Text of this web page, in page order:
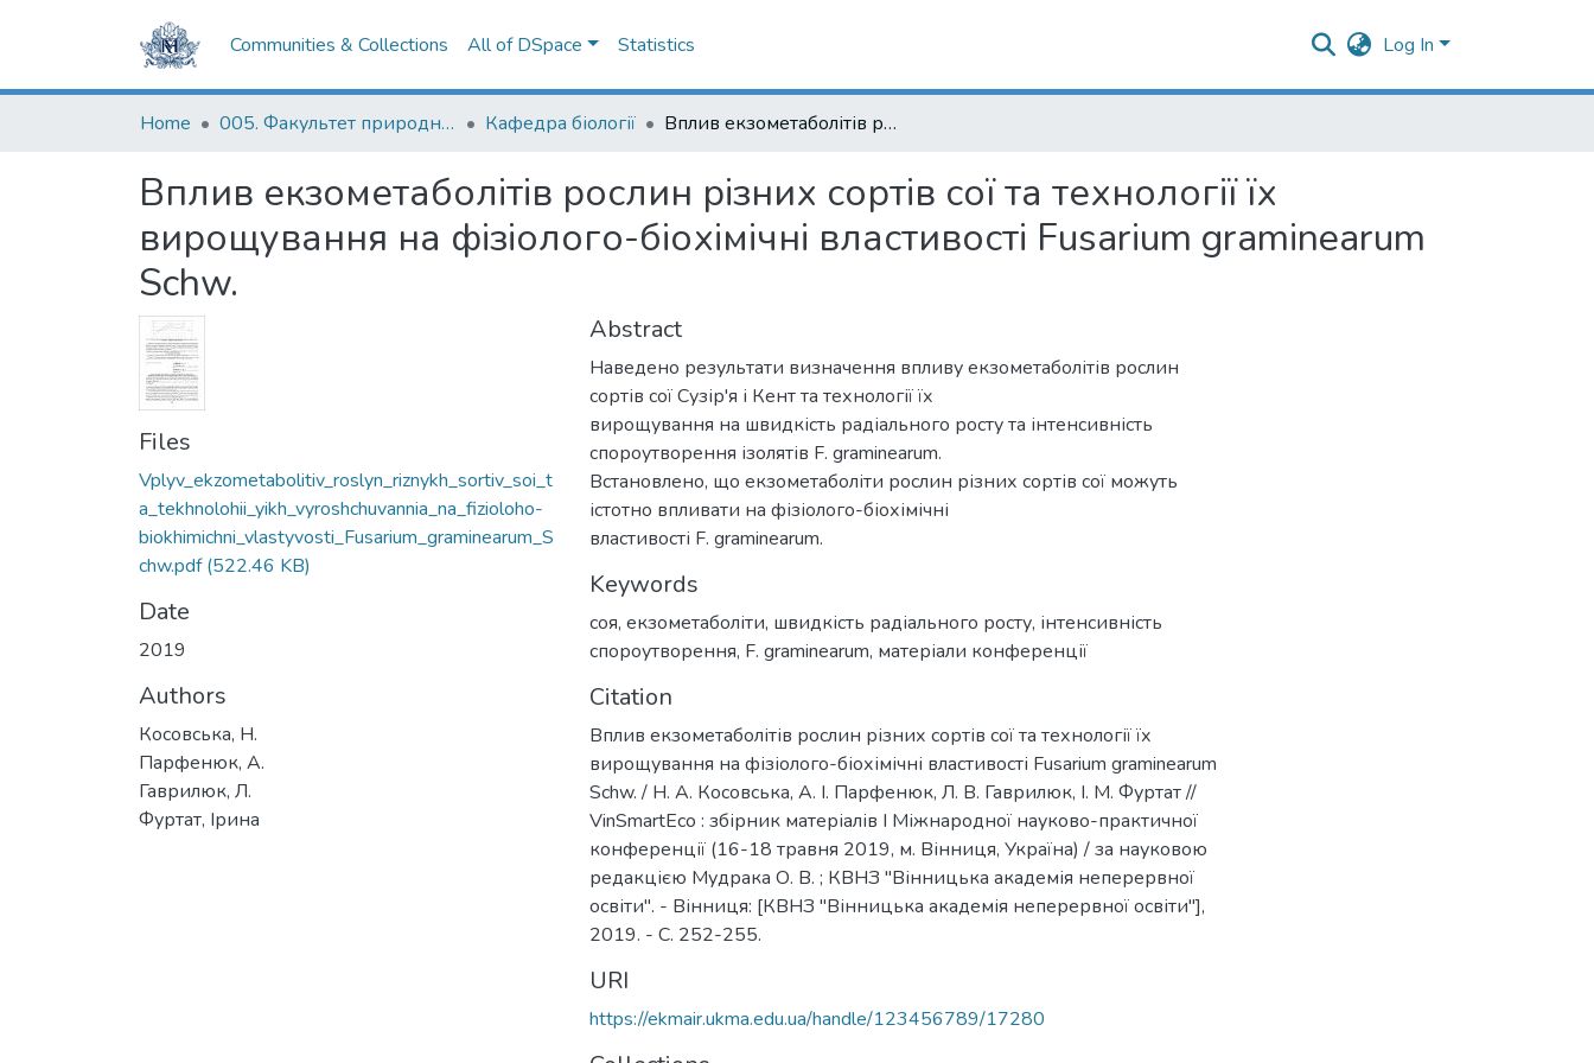
Communities & Collections All of DSpace Statistics Log In
Home 005. Факультет природничих наук Кафедра біології Вплив екзометаболітів рослин різних сортів сої та технології їх вирощування на фізіолого-біохімічні властивості Fusarium graminearum Schw.
Вплив екзометаболітів рослин різних сортів сої та технології їх
вирощування на фізіолого-біохімічні властивості Fusarium graminearum
Schw.
Files
Vplyv_ekzometabolitiv_roslyn_riznykh_sortiv_soi_t
a_tekhnolohii_yikh_vyroshchuvannia_na_fizioloho-
biokhimichni_vlastyvosti_Fusarium_graminearum_S
chw.pdf(522.46 KB)
Date
2019
Authors
Косовська, Н.
Парфенюк, А.
Гаврилюк, Л.
Фуртат, Ірина
Abstract
Наведено результати визначення впливу екзометаболітів рослин
сортів сої Сузір'я і Кент та технології їх
вирощування на швидкість радіального росту та інтенсивність
спороутворення ізолятів F. graminearum.
Встановлено, що екзометаболіти рослин різних сортів сої можуть
істотно впливати на фізіолого-біохімічні
властивості F. graminearum.
Keywords
соя, екзометаболіти, швидкість радіального росту, інтенсивність
спороутворення, F. graminearum, матеріали конференції
Citation
Вплив екзометаболітів рослин різних сортів сої та технології їх
вирощування на фізіолого-біохімічні властивості Fusarium graminearum
Schw. / Н. А. Косовська, А. І. Парфенюк, Л. В. Гаврилюк, І. М. Фуртат //
VinSmartEco : збірник матеріалів І Міжнародної науково-практичної
конференції (16-18 травня 2019, м. Вінниця, Україна) / за науковою
редакцією Мудрака О. В. ; КВНЗ "Вінницька академія неперервної
освіти". - Вінниця: [КВНЗ "Вінницька академія неперервної освіти"],
2019. - С. 252-255.
URI
https://ekmair.ukma.edu.ua/handle/123456789/17280